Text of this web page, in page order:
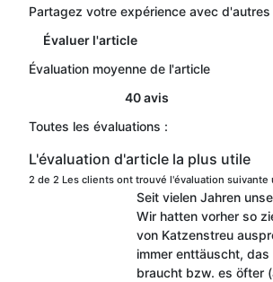
Évaluation moyenne de l'article
40 avis
Partagez votre expérience avec d'autres
Évaluer l'article
Toutes les évaluations :
L'évaluation d'article la plus utile
2 de 2 Les clients ont trouvé l'évaluation suivante
Seit vielen Jahren
Wir hatten vorher so
von Katzenstreu
immer enttäuscht, das
braucht bzw. es öfter